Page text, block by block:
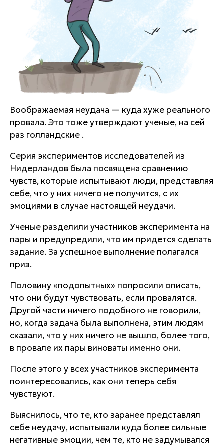
Воображаемая неудача — куда хуже реального
провала. Это тоже утверждают ученые, на сей
раз голландские .
Серия экспериментов исследователей из
Нидерландов была посвящена сравнению
чувств, которые испытывают люди, представляя
себе, что у них ничего не получится, с их
эмоциями в случае настоящей неудачи.
Ученые разделили участников эксперимента на
пары и предупредили, что им придется сделать
задание. За успешное выполнение полагался
приз.
Половину «подопытных» попросили описать,
что они будут чувствовать, если провалятся.
Другой части ничего подобного не говорили,
но, когда задача была выполнена, этим людям
сказали, что у них ничего не вышло, более того,
в провале их пары виноваты именно они.
После этого у всех участников эксперимента
поинтересовались, как они теперь себя
чувствуют.
Выяснилось, что те, кто заранее представлял
себе неудачу, испытывали куда более сильные
негативные эмоции, чем те, кто не задумывался